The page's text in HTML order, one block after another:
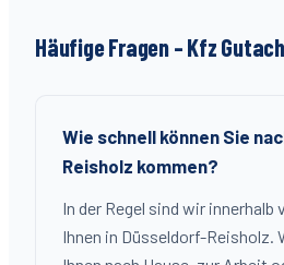
Häufige Fragen – Kfz
Wie schnell können Sie
Reisholz kommen?
In der Regel sind wir innerhalb
Ihnen in Düsseldorf-Reisholz.